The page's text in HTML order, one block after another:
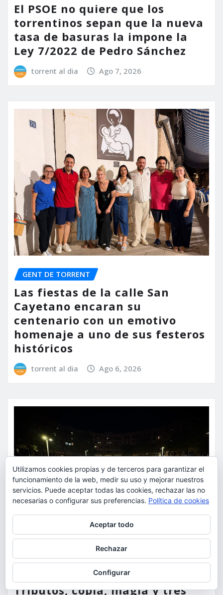
El PSOE no quiere que los
torrentinos sepan que la nueva
tasa de basuras la impone la
Ley 7/2022 de Pedro Sánchez
torrent al dia Ago 7, 2026
GENT DE TORRENT
Las fiestas de la calle San
Cayetano encaran su
centenario con un emotivo
homenaje a uno de sus festeros
históricos
torrent al dia Ago 6, 2026
CULTURA
Tributos, copla, magia y tres
Utilizamos cookies propias y de terceros para garantizar el
funcionamiento de la web, medir su uso y mejorar nuestros
servicios. Puede aceptar todas las cookies, rechazar las no
necesarias o configurar sus preferencias. Política de cookies
Aceptar todo
Rechazar
Configurar
Para obtener más información, incluido cómo gestionar las cookies,